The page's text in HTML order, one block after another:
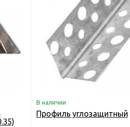
В наличии
Профиль углозащитный